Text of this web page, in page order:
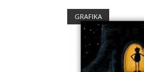
GRAFIKA